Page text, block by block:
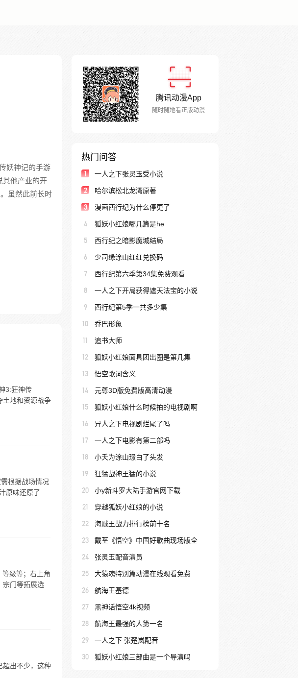
妖神记的手游
其他产业的开
虽然此前长时
3:狂神传
土地和资源战争
根据战场情况
原味还原了
级等；右上角
宗门等拓展选
超出不少，这种
腾讯动漫App
随时随地看正版动漫
热门问答
1 一人之下张灵玉受小说
2 哈尔滨松北龙湾原著
3 漫画西行纪为什么停更了
4 狐妖小红娘哪几篇是he
5 西行纪之暗影魔城结局
6 少司缘涂山红红兑换码
7 西行纪第六季第34集免费观看
8 一人之下开局获得遮天法宝的小说
9 西行纪第5季一共多少集
10 乔巴形象
11 追书大师
12 狐妖小红娘面具团出圈是第几集
13 悟空歌词含义
14 元尊3D版免费版高清动漫
15 狐妖小红娘什么时候拍的电视剧啊
16 异人之下电视剧烂尾了吗
17 一人之下电影有第二部吗
18 小夭为涂山璟白了头发
19 狂猛战神王猛的小说
20 小y新斗罗大陆手游官网下载
21 穿越狐妖小红娘的小说
22 海贼王战力排行榜前十名
23 戴荃《悟空》中国好歌曲现场版全
24 张灵玉配音演员
25 大猿魂特别篇动漫在线观看免费
26 航海王基德
27 黑神话悟空4k视频
28 航海王最强的人第一名
29 一人之下 张楚岚配音
30 狐妖小红娘三部曲是一个导演吗